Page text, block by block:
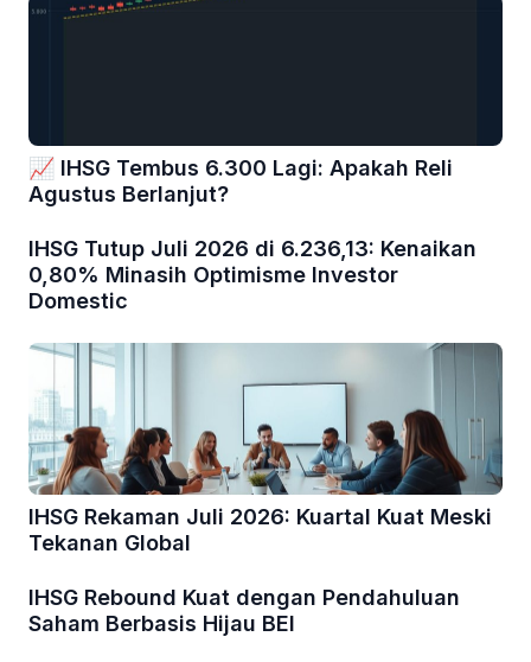
📈 IHSG Tembus 6.300 Lagi: Apakah Reli
Agustus Berlanjut?
IHSG Tutup Juli 2026 di 6.236,13: Kenaikan
0,80% Minasih Optimisme Investor
Domestic
IHSG Rekaman Juli 2026: Kuartal Kuat Meski
Tekanan Global
IHSG Rebound Kuat dengan Pendahuluan
Saham Berbasis Hijau BEI